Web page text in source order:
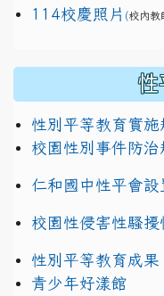
114校慶照片 (校內教
性
性別平等教育實施
校園性別事件防治
仁和國中性平會設
校園性侵害性騷擾
性別平等教育成果
青少年好漾館